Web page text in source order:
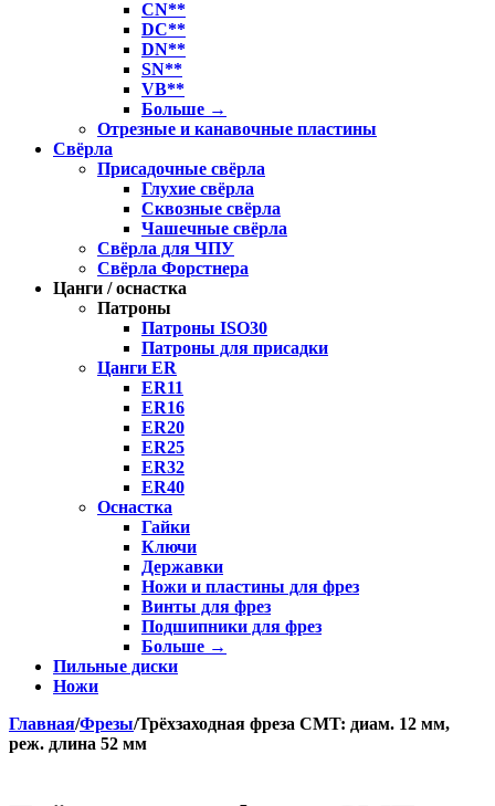
CN**
DC**
DN**
SN**
VB**
Больше →
Отрезные и канавочные пластины
Свёрла
Присадочные свёрла
Глухие свёрла
Сквозные свёрла
Чашечные свёрла
Свёрла для ЧПУ
Свёрла Форстнера
Цанги / оснастка
Патроны
Патроны ISO30
Патроны для присадки
Цанги ER
ER11
ER16
ER20
ER25
ER32
ER40
Оснастка
Гайки
Ключи
Державки
Ножи и пластины для фрез
Винты для фрез
Подшипники для фрез
Больше →
Пильные диски
Ножи
Главная/Фрезы/Трёхзаходная фреза CMT: диам. 12 мм,
реж. длина 52 мм